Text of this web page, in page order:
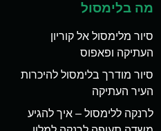
מה בלימסול
סיור מלימסול אל קוריון
העתיקה ופאפוס
סיור מודרך בלימסול להיכרות
העיר העתיקה
לרנקה ללימסול – איך להגיע